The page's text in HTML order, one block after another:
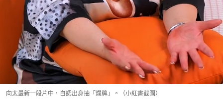
向太最新一段片中，自認出身抽「爛牌」。（小紅書截圖）